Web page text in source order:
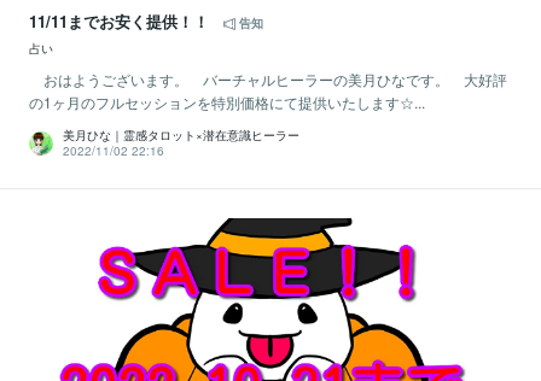
11/11までお安く提供！！
告知
占い
おはようございます。 バーチャルヒーラーの美月ひなです。 大好評
の1ヶ月のフルセッションを特別価格にて提供いたします☆...
美月ひな｜霊感タロット×潜在意識ヒーラー
2022/11/02 22:16